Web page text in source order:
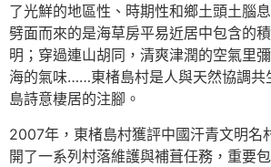
了光鮮的地區性、時期性和鄉土頭土腦
劈面而來的是海草房平易近居中包含的
明；穿過連山胡同，清爽津潤的空氣里彌
海的氣味……東楮島村是人與天然協調共
島詩意棲居的注腳。
2007年，東楮島村獲評中國汗青文明名
開了一系列村落維護與補葺任務，重要